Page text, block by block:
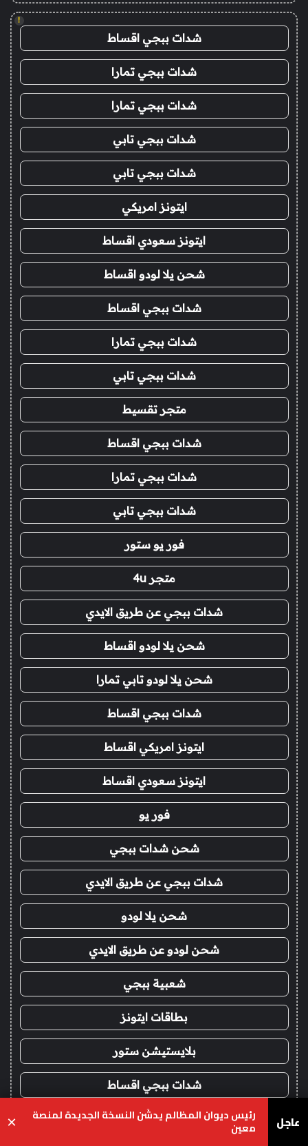
!
شدات ببجي اقساط
شدات ببجي تمارا
شدات ببجي تمارا
شدات ببجي تابي
شدات ببجي تابي
ايتونز امريكي
ايتونز سعودي اقساط
شحن يلا لودو اقساط
شدات ببجي اقساط
شدات ببجي تمارا
شدات ببجي تابي
متجر تقسيط
شدات ببجي اقساط
شدات ببجي تمارا
شدات ببجي تابي
فور يو ستور
متجر 4u
شدات ببجي عن طريق الايدي
شحن يلا لودو اقساط
شحن يلا لودو تابي تمارا
شدات ببجي اقساط
ايتونز امريكي اقساط
ايتونز سعودي اقساط
فور يو
شحن شدات ببجي
شدات ببجي عن طريق الايدي
شحن يلا لودو
شحن لودو عن طريق الايدي
شعبية ببجي
بطاقات ايتونز
بلايستيشن ستور
شدات ببجي اقساط
ايتونز امريكي اقساط عاجل رئيس ديوان المظالم يدشّن النسخة الجديدة لمنصة
معين ×